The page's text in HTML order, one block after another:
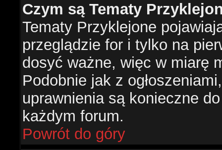
Czym są Tematy
Tematy Przyklejone
przeglądzie for i tylko na
dosyć ważne, więc w miarę
Podobnie jak z
uprawnienia są konieczne
każdym forum.
Powrót do góry